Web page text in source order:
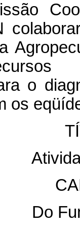
o
os
Do